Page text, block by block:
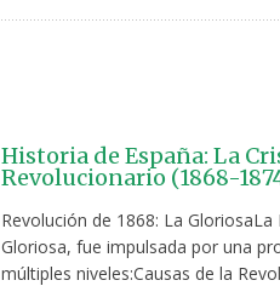
Historia de España: La
Revolucionario (1868-
Revolución de 1868: La
Gloriosa, fue impulsada por una
múltiples niveles:Causas de la